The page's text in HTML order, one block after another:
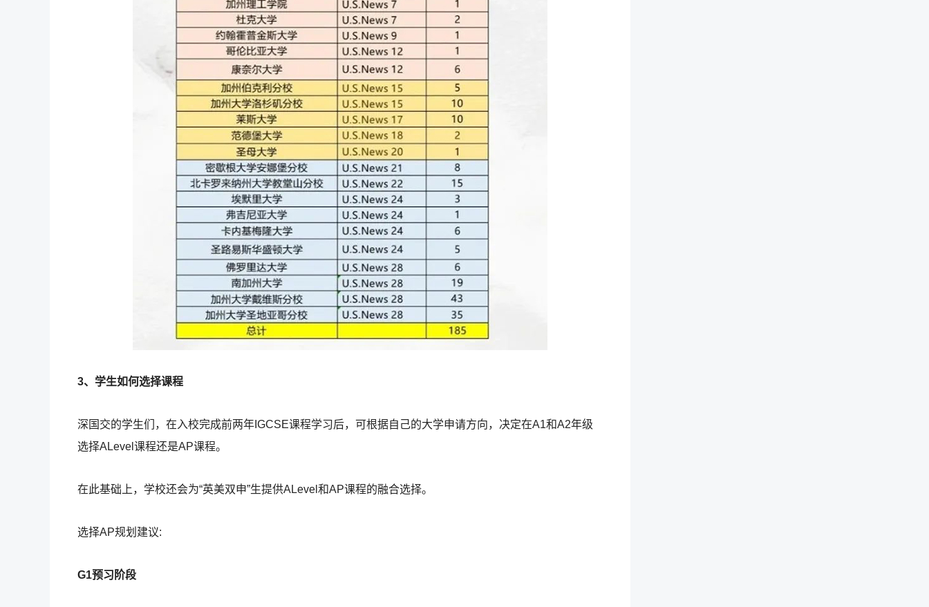
3、学生如何选择课程
深国交的学生们，在入校完成前两年IGCSE课程学习后，可根据自己的大学申请方向，决定在A1和A2年级
选择ALevel课程还是AP课程。
在此基础上，学校还会为“英美双申”生提供ALevel和AP课程的融合选择。
选择AP规划建议:
G1预习阶段